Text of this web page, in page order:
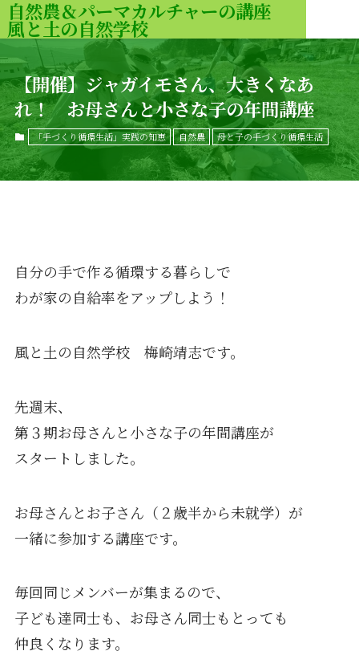
自然農＆パーマカルチャーの講座
風と土の自然学校
【開催】ジャガイモさん、大きくなあ
れ！ お母さんと小さな子の年間講座
「手づくり循環生活」実践の知恵 自然農 母と子の手づくり循環生活
自分の手で作る循環する暮らしで
わが家の自給率をアップしよう！
風と土の自然学校 梅崎靖志です。
先週末、
第３期お母さんと小さな子の年間講座が
スタートしました。
お母さんとお子さん（２歳半から未就学）が
一緒に参加する講座です。
毎回同じメンバーが集まるので、
子ども達同士も、お母さん同士もとっても
仲良くなります。